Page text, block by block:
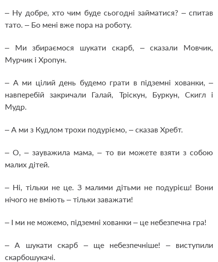
– Ну добре, хто чим буде сьогодні займатися? – спитав
тато. – Бо мені вже пора на роботу.
– Ми збираємося шукати скарб, – сказали Мовчик,
Мурчик і Хропун.
– А ми цілий день будемо грати в підземні хованки, –
навперебій закричали Галай, Тріскун, Буркун, Скигл і
Мудр.
– А ми з Кудлом трохи подуріємо, – сказав Хребт.
– О, – зауважила мама, – то ви можете взяти з собою
малих дітей.
– Ні, тільки не це. З малими дітьми не подурієш! Вони
нічого не вміють – тільки заважати!
– І ми не можемо, підземні хованки – це небезпечна гра!
– А шукати скарб – ще небезпечніше! – виступили
скарбошукачі.